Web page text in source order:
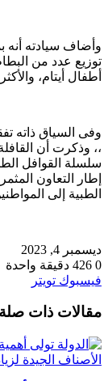
وأضاف سيادته أنه
توزيع عدد من
أطفال أيتام،
وفى السياق ذاته
،، وذكرت أن
سلسلة القوافل
إطار التعاون
الطبية إلى
ديسمبر 4, 2023
0
دقيقة واحدة
فيسبوك تويتر
البريد
مقالات ذات صلة